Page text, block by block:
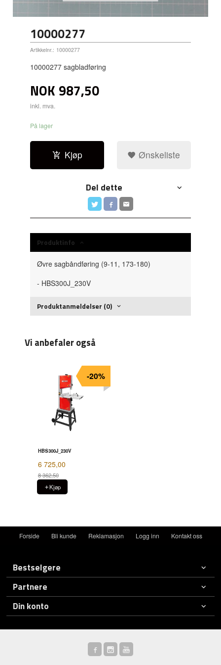
10000277
Artikkelnr.: 10000277
10000277 sagbladføring
NOK 987,50
inkl. mva.
På lager
Kjøp Ønskeliste
Del dette
Produktinfo
Øvre sagbåndføring (9-11, 173-180)
- HBS300J_230V
Produktanmeldelser (0)
Vi anbefaler også
HBS300J_230V
6 725,00
8 362,50
Rabatt
-20%
Kjøp
Forside Bli kunde Reklamasjon Logg inn Kontakt oss
Bestselgere
Partnere
Din konto